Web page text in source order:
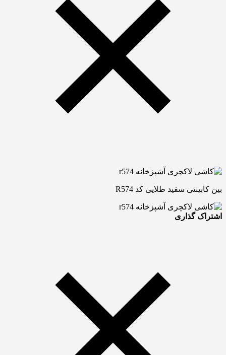
بین کابینتی سفید طلایی کد R574
اشتراک گذاری